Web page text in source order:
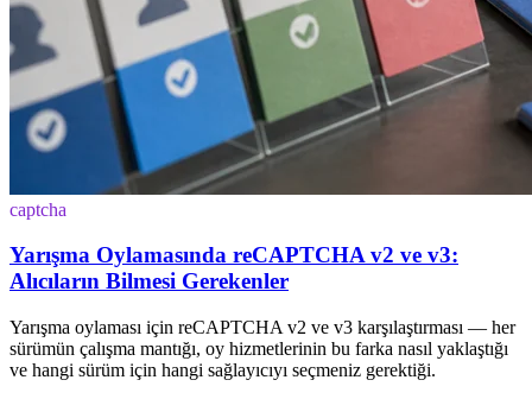
captcha
Yarışma Oylamasında reCAPTCHA v2 ve v3:
Alıcıların Bilmesi Gerekenler
Yarışma oylaması için reCAPTCHA v2 ve v3 karşılaştırması — her
sürümün çalışma mantığı, oy hizmetlerinin bu farka nasıl yaklaştığı
ve hangi sürüm için hangi sağlayıcıyı seçmeniz gerektiği.